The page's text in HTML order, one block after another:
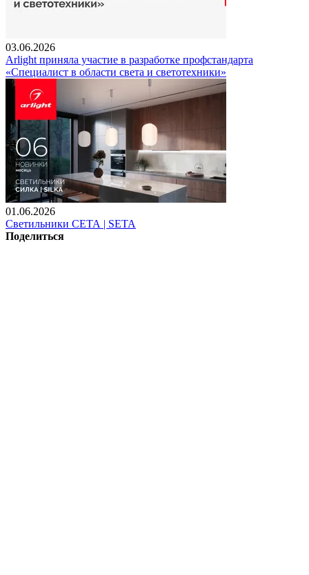
03.06.2026
Arlight приняла участие в разработке профстандарта
«Специалист в области света и светотехники»
01.06.2026
Светильники СЕТА | SETA
Поделиться